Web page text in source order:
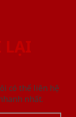
LẠI
có thể liên hệ
nhất.